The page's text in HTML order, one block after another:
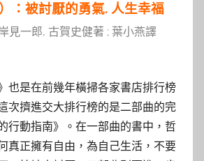
：被討厭的勇氣. 人生幸福
見一郎, 古賀史健著 ; 葉小燕譯
也是在前幾年橫掃各家書店排行榜
次擠進交大排行榜的是二部曲的完
行動指南》。在一部曲的書中，哲
真正擁有自由，為自己生活，不要